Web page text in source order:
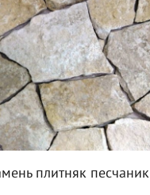
плитняк песчаник